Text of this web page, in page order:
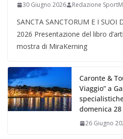
30 Giugno 2026 Redazione
SANCTA SANCTORUM E I SUOI
2026 Presentazione del libro
mostra di MiraKerning
Caronte &
Viaggio” a
domenica
26 Giugno